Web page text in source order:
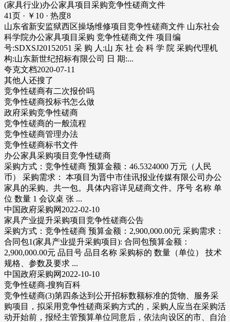
(家具行业)办公家具项目采购竞争性磋商文件
41页 · ￥10 · 热度8
山东省新安监狱西区操场维修项目竞争性磋商文件 山东社会
科学院办公家具项目采购 竞争性磋商文件 项目编
号:SDXSJ20152051 采 购 人:山 东 社 会 科 学 院 采购代理机
构:山东新世纪招标有限公司 日 期:...
夸克文档2020-07-11
其他人还搜了
竞争性磋商有二次报价吗
竞争性磋商投标书怎么做
政府采购竞争性磋商
竞争性磋商的一般流程
竞争性磋商管理办法
竞争性磋商标书文件
办公家具采购项目竞争性磋商
采购方式：竞争性磋商 预算金额：46.5324000 万元（人民
币） 采购需求： 本项目为晋中市佳讯报业传媒有限公司办公
家具的采购。共一包。具体内容详见磋商文件。序号 名称 单
位 数量 1 会议桌 张 ...
中国政府采购网2022-02-10
家具产业提升采购项目竞争性磋商公告
采购方式：竞争性磋商 预算金额：2,900,000.00元 采购需求：
合同包1(家具产业提升采购项目): 合同包预算金额：
2,900,000.00元 品目号 品目名称 采购标的 数量（单位） 技术
规格、参数及要求 ...
中国政府采购网2022-10-10
竞争性磋商-搜狗百科
竞争性磋商(3)第四条达到公开招标数额标准的货物、服务采
购项目，拟采用竞争性磋商采购方式的，采购人应当在采购活
动开始前，报经主管预算单位同意后，依法向设区的市、自治